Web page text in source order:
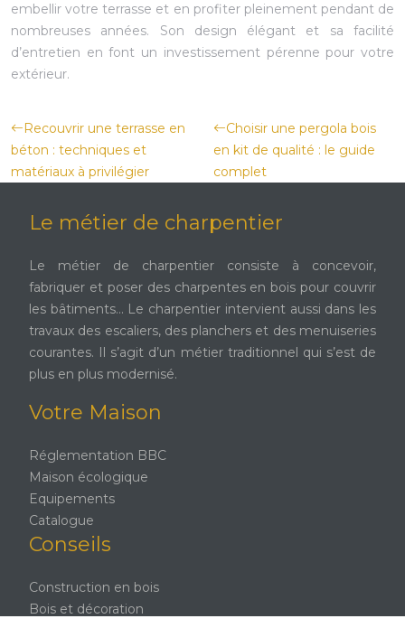
embellir votre terrasse et en profiter pleinement pendant de
nombreuses années. Son design élégant et sa facilité
d’entretien en font un investissement pérenne pour votre
extérieur.
Recouvrir une terrasse en
béton : techniques et
matériaux à privilégier
Choisir une pergola bois
en kit de qualité : le guide
complet
Le métier de charpentier
Le métier de charpentier consiste à concevoir,
fabriquer et poser des charpentes en bois pour couvrir
les bâtiments… Le charpentier intervient aussi dans les
travaux des escaliers, des planchers et des menuiseries
courantes. Il s’agit d’un métier traditionnel qui s’est de
plus en plus modernisé.
Votre Maison
Réglementation BBC
Maison écologique
Equipements
Catalogue
Conseils
Construction en bois
Bois et décoration